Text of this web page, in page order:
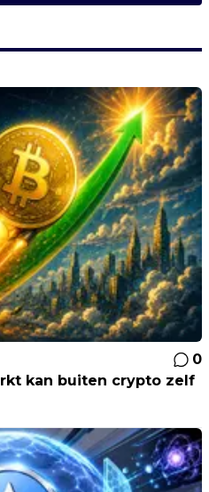
0
kan buiten crypto zelf